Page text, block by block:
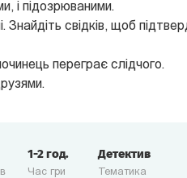
і підозрюваними.
Знайдіть свідків, щоб
переграє слідчого.
Час гри
1-2год.
Тематика
Детектив